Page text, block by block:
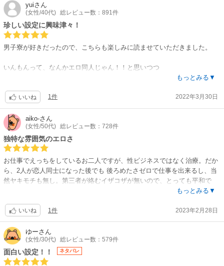
yuiさん
(女性/40代) 総レビュー数：891件
珍しい設定に興味津々！
男子寮が好きだったので、こちらも楽しみに読ませていただきました。
いんもんって、なんかエロ同人じゃん！！と思いつつ
いんもん症という架空の病のお話が珍しい設定で面白かったです。
また、そのいんもん症を治すセラピストがいんもん症になってしまうとい
うところも
そう来たか！という感じで楽しく読めました。
セラピストと患者という設定も読みたいところではありますし
セラピスト関係なく、付き合ってる恋人同士でいんもん症を治すみたいな
お話も読みたいなと思いました。
いろんな設定、話が広がるいんもん症、続編や番外編ができれば嬉しいで
「いんもん」の漢字がひっかかってしまい、泣く泣くひらがなに、、、
もっとみる▼
いいね 1件 2022年3月30日
aiko-さん
(女性/50代) 総レビュー数：728件
独特な雰囲気のエロさ
お仕事でえっちをしているお二人ですが、性ビジネスではなく治療。だか
ら、2人が恋人同士になった後でも 後ろめたさゼロで仕事を出来るし、当
然ヤキモチも無し。第三者が絡むイザコザが無いので、とっても平和で
す。お互いを想っての葛藤や病気のことで悩んだり等の紆余曲折はありま
いけどパートナーには興奮しまくりでがっつくし、片方はいわゆるリバー
シブル状態。今までに読んだ作品の中に こういうシチュエーションは無か
ったので、新鮮だし面白かったです。 絵はどちらかと言うと苦手な系統で
したが、えっちシーンが中々に良くて見入っちゃいました。
もっとみる▼
いいね 1件 2023年2月28日
ゆーさん
(女性/30代) 総レビュー数：579件
面白い設定！！ ネタバレ